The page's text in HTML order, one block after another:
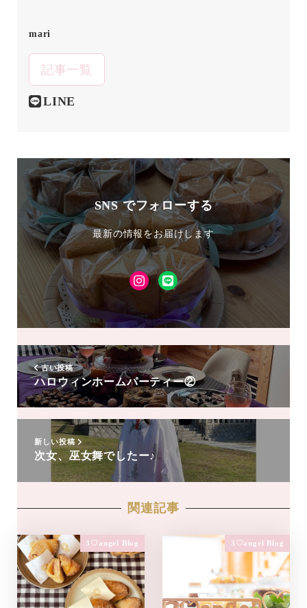
mari
記事一覧
LINE
SNS でフォローする
最新の情報をお届けします
Instagram
LINE
友
達
追
加
古い投稿
ハロウィンホームパーティー②
新しい投稿
次女、巫女舞でしたー♪
関連記事
3♡angel Blog 3♡angel Blog